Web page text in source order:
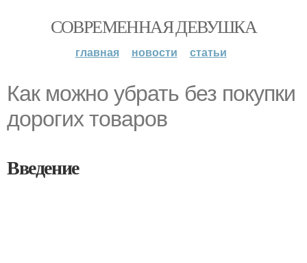
СОВРЕМЕННАЯ ДЕВУШКА
главная новости статьи
Как можно убрать без покупки
дорогих товаров
Введение